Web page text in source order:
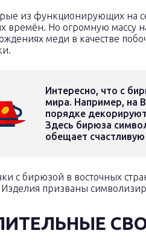
из функционирующих на
времён. Но огромную массу
меди в качестве
Интересно, что с
мира. Например, на
порядке
Здесь бирюза
обещает
с бирюзой в восточных
Изделия призваны